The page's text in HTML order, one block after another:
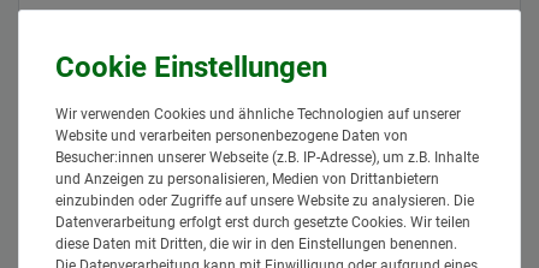
NAME / ANSPRECHPARTNER
DEINE EMAILADRESSE*
DEINE RUFNUMMER (NUR FÜR RÜCKFRAGEN)
Wir verwenden Cookies und ähnliche Technologien auf unserer
Website und verarbeiten personenbezogene Daten von
Besucher:innen unserer Webseite (z.B. IP-Adresse), um z.B. Inhalte
und Anzeigen zu personalisieren, Medien von Drittanbietern
einzubinden oder Zugriffe auf unsere Website zu analysieren. Die
Datenverarbeitung erfolgt erst durch gesetzte Cookies. Wir teilen
diese Daten mit Dritten, die wir in den Einstellungen benennen.